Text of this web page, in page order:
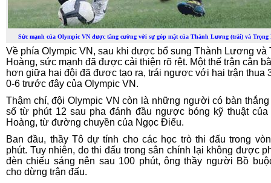
Sức mạnh của Olympic VN được tăng cường với sự góp mặt của Thành Lương (trái) và Trọng
Về phía Olympic VN, sau khi được bổ sung Thành Lương và
Hoàng, sức mạnh đã được cải thiện rõ rệt. Một thế trận cân
hơn giữa hai đội đã được tạo ra, trái ngược với hai trận thua
0-6 trước đây của Olympic VN.
Thậm chí, đội Olympic VN còn là những người có bàn
số từ phút 12 sau pha đánh đầu ngược bóng kỹ thuật của
Hoàng, từ đường chuyền của Ngọc Điểu.
Ban đầu, thầy Tô dự tính cho các học trò thi đấu trong
phút. Tuy nhiên, do thi đấu trong sân chính lại không được
đèn chiếu sáng nên sau 100 phút, ông thầy người Bồ
cho dừng trận đấu.